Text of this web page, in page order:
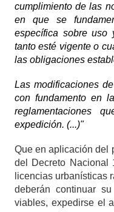
cumplimiento de las
en que se
específica sobre uso
tanto esté vigente o
las obligaciones
Las modificaciones
con fundamento en
reglamentaciones
expedición. (...)"
Que en aplicación del
del Decreto Nacional
licencias urbanísticas
deberán continuar
viables, expedirse el